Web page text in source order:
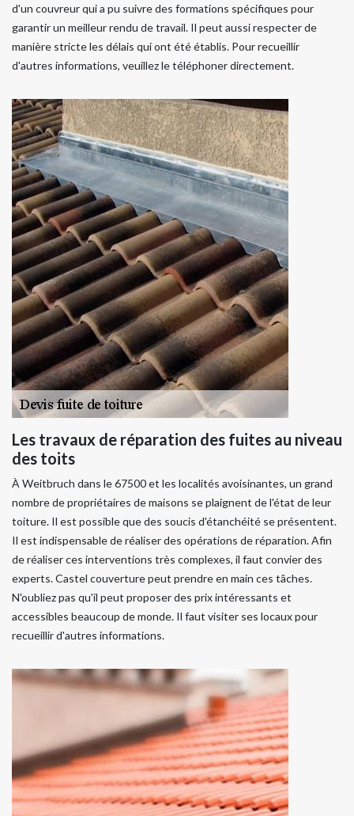
d'un couvreur qui a pu suivre des formations spécifiques pour
garantir un meilleur rendu de travail. Il peut aussi respecter de
manière stricte les délais qui ont été établis. Pour recueillir
d'autres informations, veuillez le téléphoner directement.
Les travaux de réparation des fuites au niveau
des toits
À Weitbruch dans le 67500 et les localités avoisinantes, un grand
nombre de propriétaires de maisons se plaignent de l'état de leur
toiture. Il est possible que des soucis d'étanchéité se présentent.
Il est indispensable de réaliser des opérations de réparation. Afin
de réaliser ces interventions très complexes, il faut convier des
experts. Castel couverture peut prendre en main ces tâches.
N'oubliez pas qu'il peut proposer des prix intéressants et
accessibles beaucoup de monde. Il faut visiter ses locaux pour
recueillir d'autres informations.